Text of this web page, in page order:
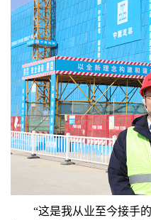
“这是我从业至今接手的